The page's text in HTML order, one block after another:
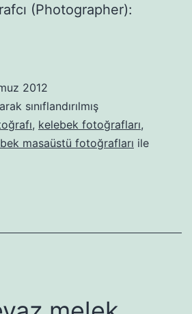
(Photographer):
2012
sınıflandırılmış
, kelebek fotoğrafları,
masaüstü fotoğrafları ile